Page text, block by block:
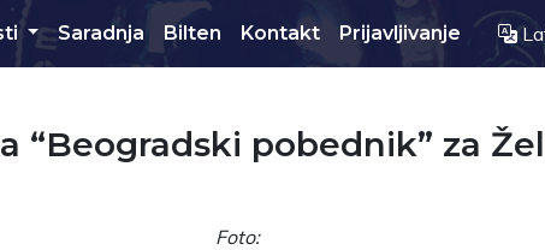
Saradnja Bilten Kontakt Prijavljivanje
“Beogradski pobednik” za
Foto: